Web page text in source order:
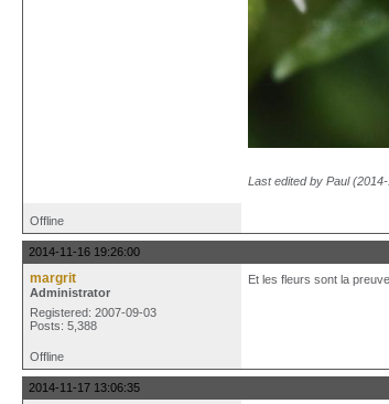
Last edited by Paul
Offline
2014-11-16 19:26:00
margrit
Administrator
Registered: 2007-09-03
Posts: 5,388
Et les fleurs sont la
Offline
2014-11-17 13:06:35